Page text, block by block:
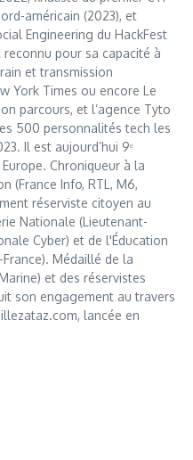
américain (2023), et
Engineering du HackFest
reconnu pour sa capacité à
et transmission
York Times ou encore Le
parcours, et l’agence Tyto
500 personnalités tech les
Il est aujourd’hui 9ᵉ
Chroniqueur à la
(France Info, RTL, M6,
réserviste citoyen au
Nationale (Lieutenant-
Cyber) et de l'Éducation
Médaillé de la
et des réservistes
son engagement au travers
lancée en